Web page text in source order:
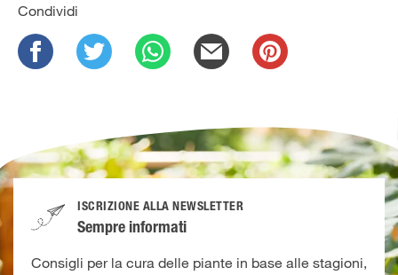
Condividi
ISCRIZIONE ALLA NEWSLETTER
Sempre informati
Consigli per la cura delle piante in base alle stagioni,